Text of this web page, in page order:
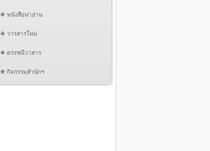
❖ หนังสือน่าอ่าน
❖ วารสารใหม่
❖ ดรรชนีวาสาร
❖ กิจกรรมสำนักฯ